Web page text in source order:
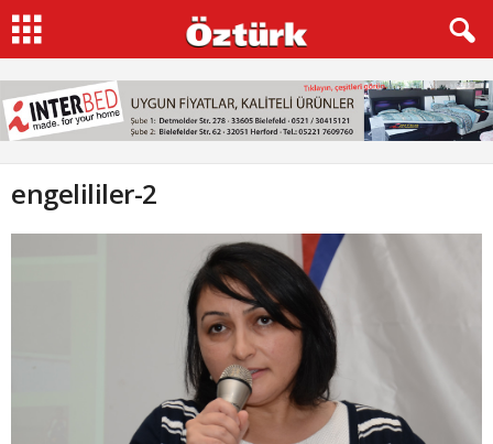
engelililer-2